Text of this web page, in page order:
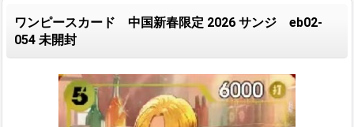
ワンピースカード 中国新春限定 2026 サンジ eb02-
054 未開封